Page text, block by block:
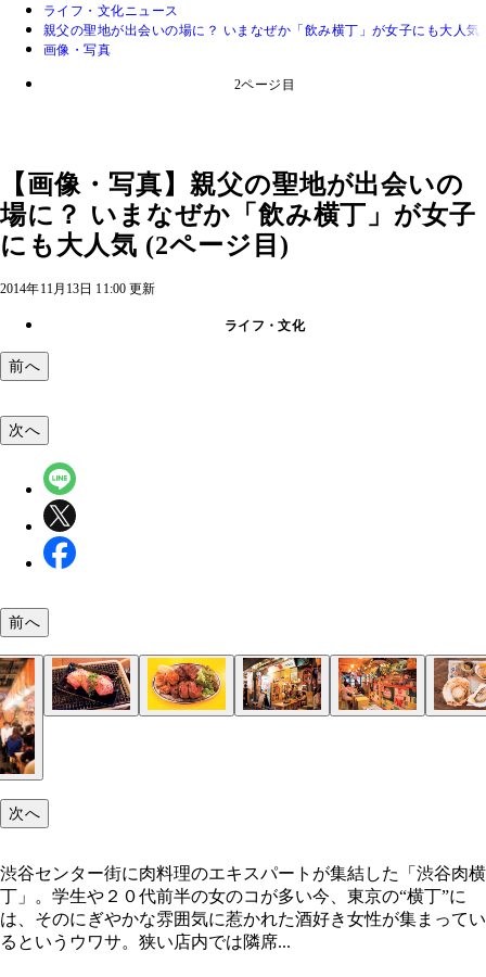
ライフ・文化ニュース
親父の聖地が出会いの場に？ いまなぜか「飲み横丁」が女子にも大人気
画像・写真
2ページ目
【画像・写真】親父の聖地が出会いの
場に？ いまなぜか「飲み横丁」が女子
にも大人気 (2ページ目)
2014年11月13日 11:00 更新
ライフ・文化
前へ
次へ
前へ
次へ
渋谷センター街に肉料理のエキスパートが集結した「渋谷肉横
丁」。学生や２０代前半の女のコが多い今、東京の“横丁”に
は、そのにぎやかな雰囲気に惹かれた酒好き女性が集まってい
るというウワサ。狭い店内では隣席...